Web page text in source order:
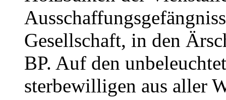
Gesellschaft, in den
BP. Auf den
sterbewilligen aus aller